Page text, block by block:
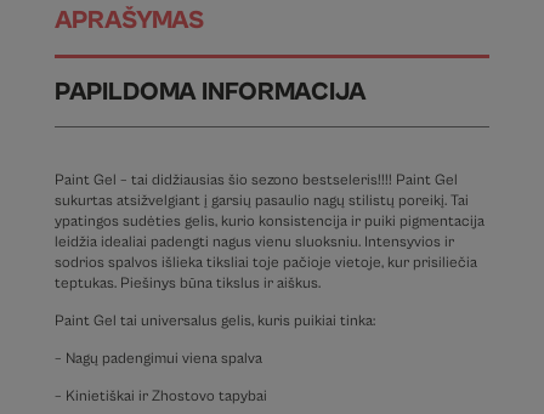
APRAŠYMAS
PAPILDOMA INFORMACIJA
Paint Gel – tai didžiausias šio sezono bestseleris!!!! Paint Gel
sukurtas atsižvelgiant į garsių pasaulio nagų stilistų poreikį. Tai
ypatingos sudėties gelis, kurio konsistencija ir puiki pigmentacija
leidžia idealiai padengti nagus vienu sluoksniu. Intensyvios ir
sodrios spalvos išlieka tiksliai toje pačioje vietoje, kur prisiliečia
teptukas. Piešinys būna tikslus ir aiškus.
Paint Gel tai universalus gelis, kuris puikiai tinka:
– Nagų padengimui viena spalva
– Kinietiškai ir Zhostovo tapybai